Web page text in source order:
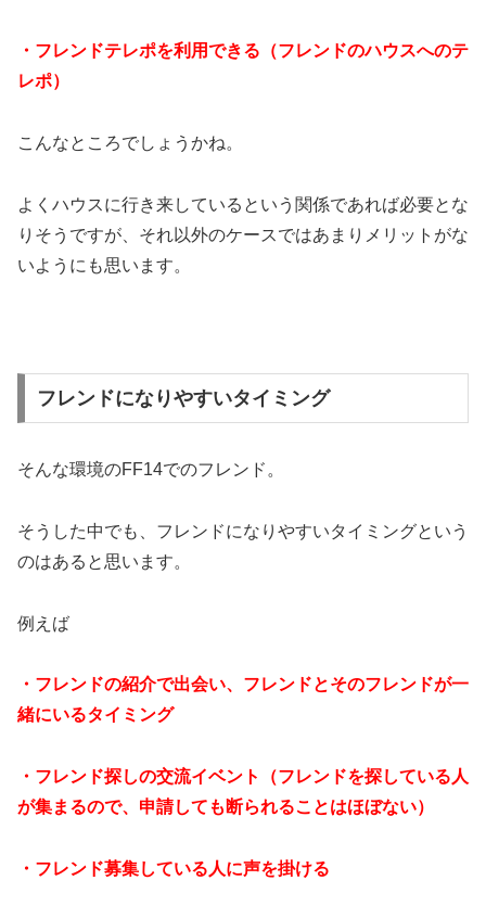
・フレンドテレポを利用できる（フレンドのハウスへのテ
レポ）
こんなところでしょうかね。
よくハウスに行き来しているという関係であれば必要とな
りそうですが、それ以外のケースではあまりメリットがな
いようにも思います。
フレンドになりやすいタイミング
そんな環境のFF14でのフレンド。
そうした中でも、フレンドになりやすいタイミングという
のはあると思います。
例えば
・フレンドの紹介で出会い、フレンドとそのフレンドが一
緒にいるタイミング
・フレンド探しの交流イベント（フレンドを探している人
が集まるので、申請しても断られることはほぼない）
・フレンド募集している人に声を掛ける